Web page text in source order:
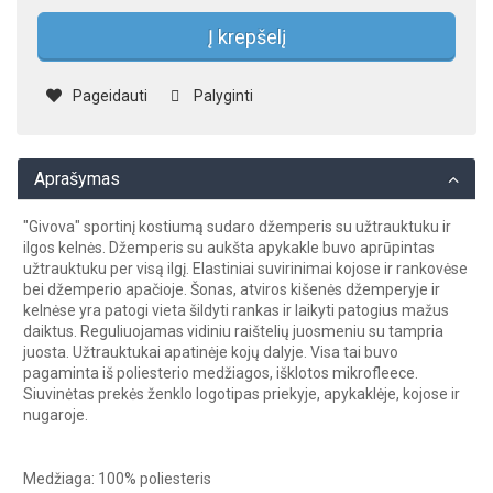
Į krepšelį
Pageidauti Palyginti
Aprašymas
"Givova" sportinį kostiumą sudaro džemperis su užtrauktuku ir
ilgos kelnės. Džemperis su aukšta apykakle buvo aprūpintas
užtrauktuku per visą ilgį. Elastiniai suvirinimai kojose ir rankovėse
bei džemperio apačioje. Šonas, atviros kišenės džemperyje ir
kelnėse yra patogi vieta šildyti rankas ir laikyti patogius mažus
daiktus. Reguliuojamas vidiniu raištelių juosmeniu su tampria
juosta. Užtrauktukai apatinėje kojų dalyje. Visa tai buvo
pagaminta iš poliesterio medžiagos, išklotos mikrofleece.
Siuvinėtas prekės ženklo logotipas priekyje, apykaklėje, kojose ir
nugaroje.
Medžiaga: 100% poliesteris